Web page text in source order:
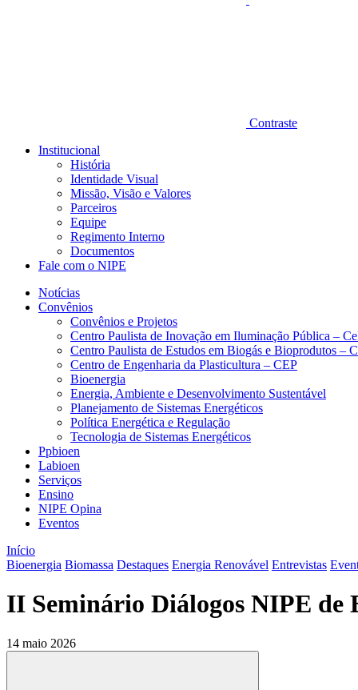
Contraste
Institucional
História
Identidade Visual
Missão, Visão e Valores
Parceiros
Equipe
Regimento Interno
Documentos
Fale com o NIPE
Notícias
Convênios
Convênios e Projetos
Centro Paulista de Inovação em Iluminação Pública –
Centro Paulista de Estudos em Biogás e Bioprodutos –
Centro de Engenharia da Plasticultura – CEP
Bioenergia
Energia, Ambiente e Desenvolvimento Sustentável
Planejamento de Sistemas Energéticos
Política Energética e Regulação
Tecnologia de Sistemas Energéticos
Ppbioen
Labioen
Serviços
Ensino
NIPE Opina
Eventos
Início
Bioenergia Biomassa Destaques Energia Renovável Entrevistas
II Seminário Diálogos NIPE de
14 maio 2026